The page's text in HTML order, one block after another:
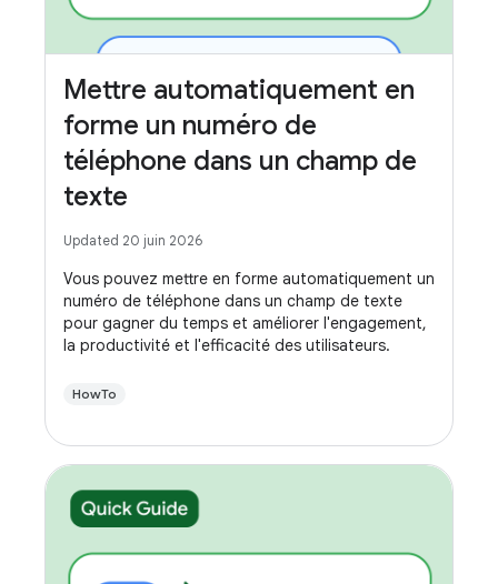
Mettre automatiquement en
forme un numéro de
téléphone dans un champ de
texte
Updated 20 juin 2026
Vous pouvez mettre en forme automatiquement un
numéro de téléphone dans un champ de texte
pour gagner du temps et améliorer l'engagement,
la productivité et l'efficacité des utilisateurs.
HowTo